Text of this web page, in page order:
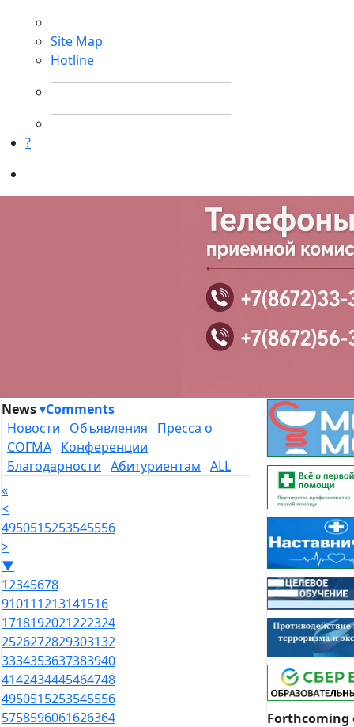
Site Map
Hotline
?
News▾Comments
Новости
Объявления
Пресса о
СОГМА Конференции
Благодарности Абитуриентам ALL
«
<
4950515253545556
>
▼
12345678
910111213141516
1718192021222324
2526272829303132
3334353637383940
4142434445464748
4950515253545556
5758596061626364 Forthcoming